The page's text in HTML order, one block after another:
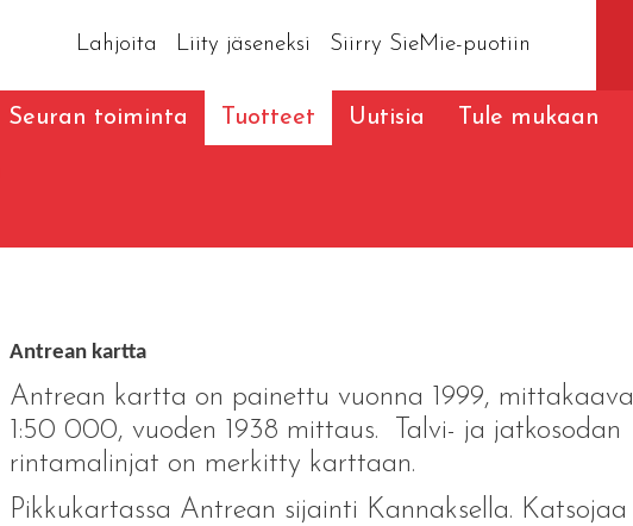
Lahjoita Liity jäseneksi Siirry SieMie-puotiin
Seuran toiminta Tuotteet Uutisia Tule mukaan
Antrean kartta
Antrean kartta on painettu vuonna 1999, mittakaava
1:50 000, vuoden 1938 mittaus. Talvi- ja jatkosodan
rintamalinjat on merkitty karttaan.
Pikkukartassa Antrean sijainti Kannaksella. Katsojaa